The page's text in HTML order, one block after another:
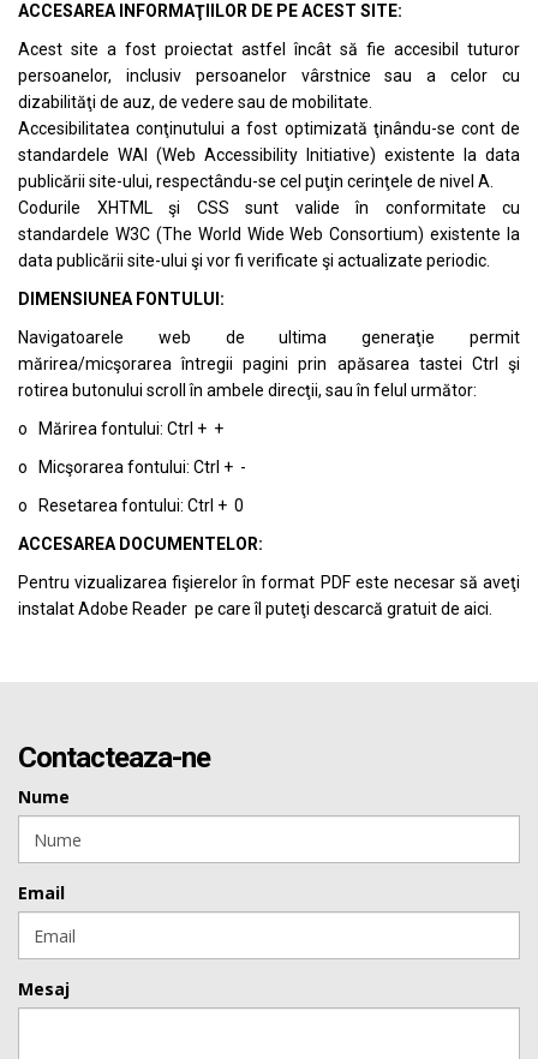
ACCESAREA INFORMAŢIILOR DE PE ACEST SITE:
Acest site a fost proiectat astfel încât să fie accesibil tuturor
persoanelor, inclusiv persoanelor vârstnice sau a celor cu
dizabilităţi de auz, de vedere sau de mobilitate.
Accesibilitatea conţinutului a fost optimizată ţinându-se cont de
standardele WAI (Web Accessibility Initiative) existente la data
publicării site-ului, respectându-se cel puţin cerinţele de nivel A.
Codurile XHTML şi CSS sunt valide în conformitate cu
standardele W3C (The World Wide Web Consortium) existente la
data publicării site-ului şi vor fi verificate şi actualizate periodic.
DIMENSIUNEA FONTULUI:
Navigatoarele web de ultima generaţie permit
mărirea/micşorarea întregii pagini prin apăsarea tastei Ctrl şi
rotirea butonului scroll în ambele direcţii, sau în felul următor:
o Mărirea fontului: Ctrl + +
o Micşorarea fontului: Ctrl + -
o Resetarea fontului: Ctrl + 0
ACCESAREA DOCUMENTELOR:
Pentru vizualizarea fişierelor în format PDF este necesar să aveţi
instalat Adobe Reader pe care îl puteţi descarcă gratuit de aici.
Contacteaza-ne
Nume
Email
Mesaj